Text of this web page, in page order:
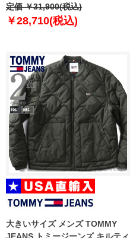
PADDED JACKET USA直輸入
dm0dm10975
定価 ￥31,900(税込)
￥28,710(税込)
大きいサイズ メンズ TOMMY